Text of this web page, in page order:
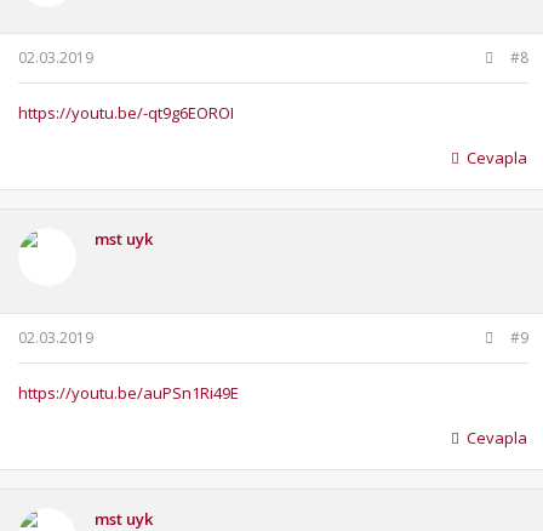
02.03.2019 #8
https://youtu.be/-qt9g6EOROI
Cevapla
mst uyk
02.03.2019 #9
https://youtu.be/auPSn1Ri49E
Cevapla
mst uyk